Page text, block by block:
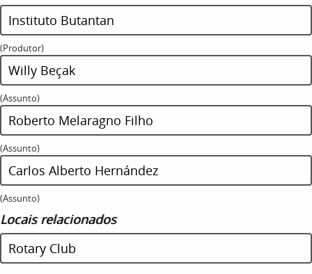
Instituto Butantan
(Produtor)
Willy Beçak
(Assunto)
Roberto Melaragno Filho
(Assunto)
Carlos Alberto Hernández
(Assunto)
Locais relacionados
Rotary Club